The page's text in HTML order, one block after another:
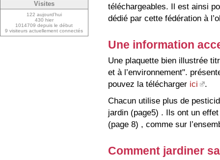
téléchargeables. Il est ainsi
dédié par cette fédération à
Une information
Une plaquette bien illustrée
et à l’environnement".
pouvez la télécharger ici
.
Chacun utilise plus de
jardin (page5) . Ils ont un
(page 8) , comme sur
Comment jardiner
Visites
122 aujourd’hui
430 hier
1014709 depuis le début
9 visiteurs actuellement connectés